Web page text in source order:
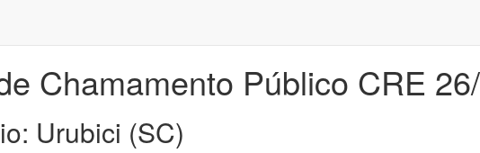
Chamamento Público CRE
Urubici (SC)